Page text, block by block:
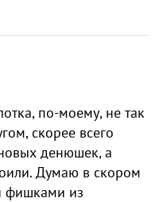
по-моему, не так
скорее всего
денюшек, а
Думаю в скором
фишками из